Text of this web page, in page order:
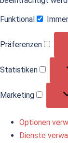
Funktional
Präferenzen
Statistiken
Marketing
Optionen
Dienste